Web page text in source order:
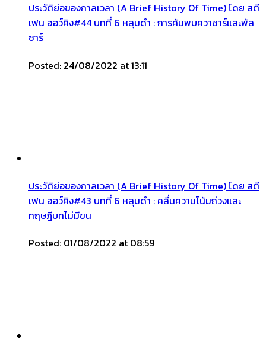
ประวัติย่อของกาลเวลา (A Brief History Of Time) โดย สตี
เฟน ฮอว์คิง#44 บทที่ 6 หลุมดำ : การค้นพบควาซาร์และพัล
ซาร์
Posted: 24/08/2022 at 13:11
ประวัติย่อของกาลเวลา (A Brief History Of Time) โดย สตี
เฟน ฮอว์คิง#43 บทที่ 6 หลุมดำ : คลื่นความโน้มถ่วงและ
ทฤษฎีบทไม่มีขน
Posted: 01/08/2022 at 08:59